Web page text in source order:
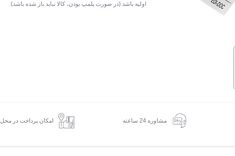
اولیه باشد (در صورت پلمپ بودن، کالا نباید باز شده باشد).
مشاوره 24 ساعته امکان پرداخت در محل